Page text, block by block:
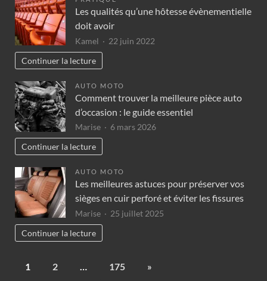
Les qualités qu’une hôtesse évènementielle
doit avoir
Kamel
22 juin 2022
Continuer la lecture
AUTO MOTO
Comment trouver la meilleure pièce auto
d’occasion : le guide essentiel
Marise
6 mars 2026
Continuer la lecture
AUTO MOTO
Les meilleures astuces pour préserver vos
sièges en cuir perforé et éviter les fissures
Marise
25 juillet 2025
Continuer la lecture
1 2 175 »